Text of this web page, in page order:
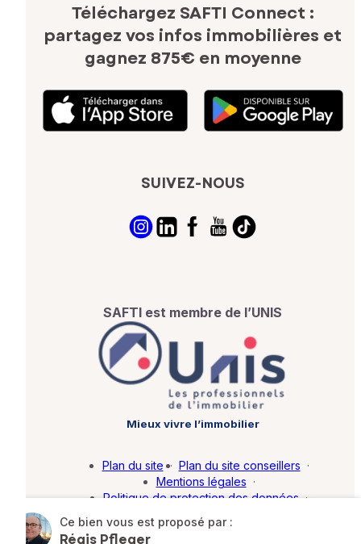
Ce bien vous est proposé par :
Régis Pfleger
Téléchargez SAFTI Connect :
partagez vos infos immobilières et
gagnez 875€ en moyenne
SUIVEZ-NOUS
SAFTI est membre de l’UNIS
Mieux vivre l’immobilier
Plan du site · Plan du site conseillers ·
Mentions légales ·
Politique de protection des données ·